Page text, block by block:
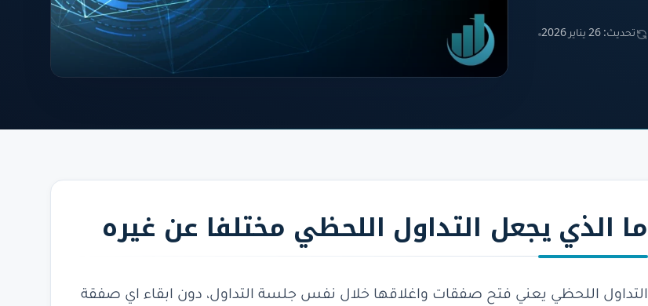
تحديث: 26 يناير 2026
ما الذي يجعل التداول اللحظي مختلفا عن غيره
التداول اللحظي يعني فتح صفقات واغلاقها خلال نفس جلسة التداول، دون ابقاء اي صفقة